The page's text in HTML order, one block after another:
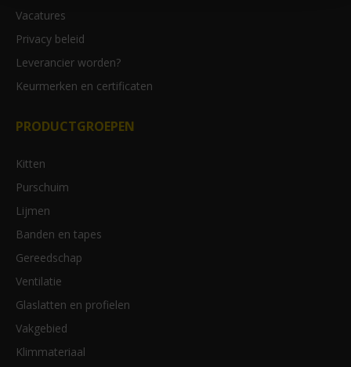
Vacatures
Privacy beleid
Leverancier worden?
Keurmerken en certificaten
PRODUCTGROEPEN
Kitten
Purschuim
Lijmen
Banden en tapes
Gereedschap
Ventilatie
Glaslatten en profielen
Vakgebied
Klimmateriaal